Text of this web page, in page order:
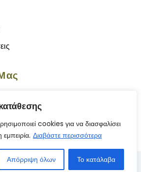
cookies για να διασφαλίσει
εμπειρία. Διαβάστε περισσότερα
Απόρριψη όλων Το κατάλαβα
Κατασκευή Ιστοσελίδας ByYourSite